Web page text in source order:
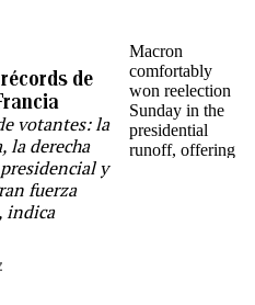
de
votantes: la
la derecha
y
fuerza
indica